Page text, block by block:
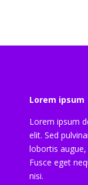
Lorem ipsum
Lorem ipsum
elit. Sed
lobortis
Fusce eget
nisi.